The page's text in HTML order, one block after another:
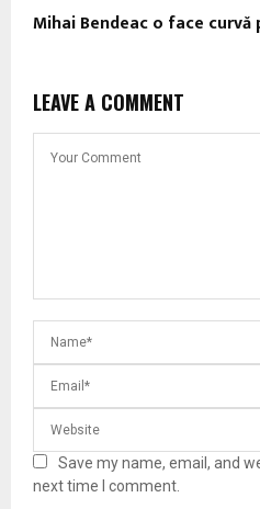
Mihai Bendeac o face curvă
LEAVE A COMMENT
Save my name, email, and
next time I comment.